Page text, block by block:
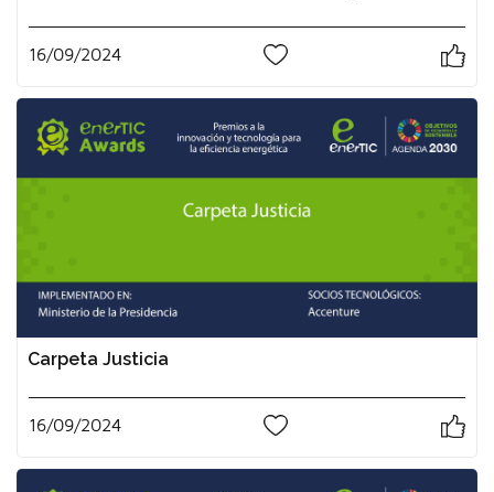
16/09/2024
Carpeta Justicia
16/09/2024